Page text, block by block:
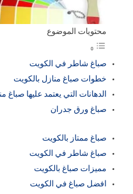
محتويات الموضوع
صباغ شاطر في الكويت
خطوات صباغ منازل بالكويت
الدهانات التي يعتمد عليها صباغ
صباغ ورق جدران
صباغ ممتاز بالكويت
صباغ شاطر في الكويت
مميزات صباغ بالكويت
افضل صباغ في الكويت